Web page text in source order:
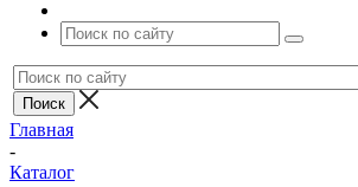
Главная
-
Каталог